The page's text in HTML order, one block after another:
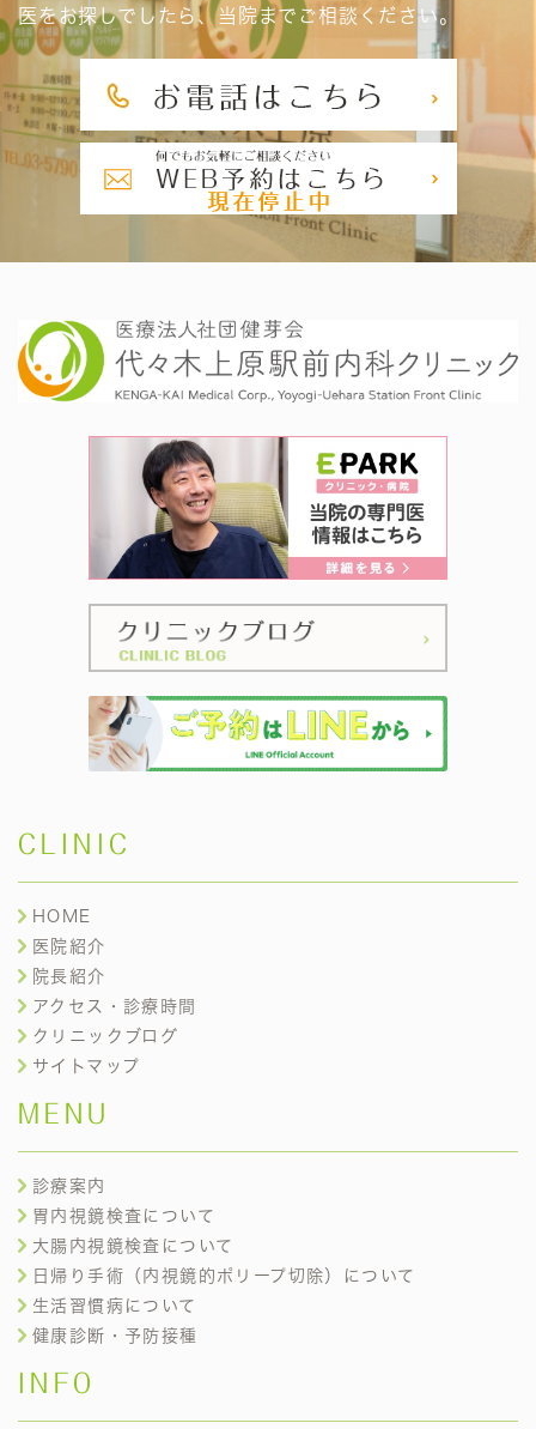
医をお探しでしたら、当院までご相談ください。
CLINIC
HOME
医院紹介
院長紹介
アクセス・診療時間
クリニックブログ
サイトマップ
MENU
診療案内
胃内視鏡検査について
大腸内視鏡検査について
日帰り手術（内視鏡的ポリープ切除）について
生活習慣病について
健康診断・予防接種
INFO